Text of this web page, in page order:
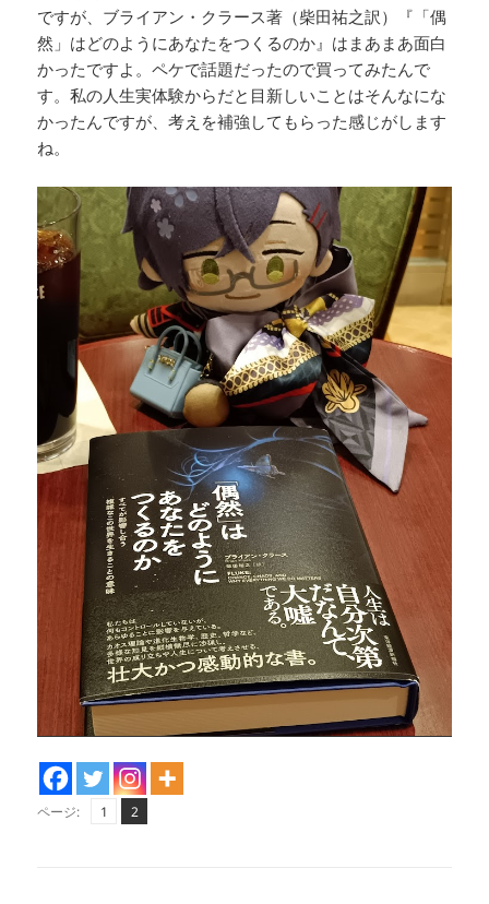
ですが、ブライアン・クラース著（柴田祐之訳）『「偶
然」はどのようにあなたをつくるのか』はまあまあ面白
かったですよ。ペケで話題だったので買ってみたんで
す。私の人生実体験からだと目新しいことはそんなにな
かったんですが、考えを補強してもらった感じがします
ね。
ページ:
ペ1 ,
ペ
2